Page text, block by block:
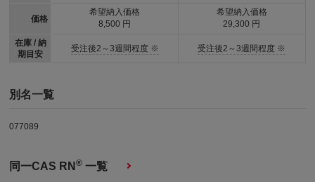
価格
在庫 / 納
期目安
希望納入価格
8,500 円
受注後2～3週間程度 ※
希望納入価格
29,300 円
受注後2～3週間程度 ※
別名一覧
077089
同一CAS RN® 一覧